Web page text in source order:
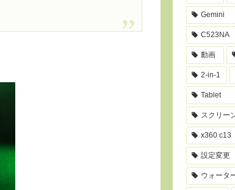
Gemini
C523NA
動画
2-in-1
Tablet
スクリー
x360 c13
設定変更
ウォータ